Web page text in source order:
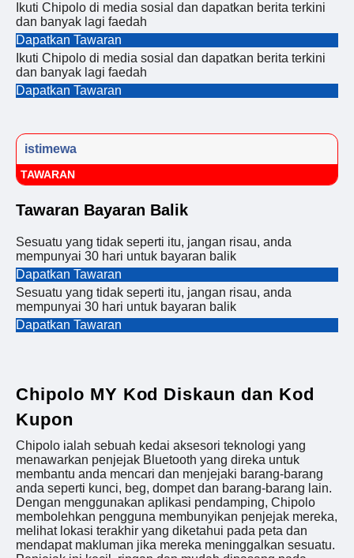
Ikuti Chipolo di media sosial dan dapatkan berita terkini
dan banyak lagi faedah
Dapatkan Tawaran
Ikuti Chipolo di media sosial dan dapatkan berita terkini
dan banyak lagi faedah
Dapatkan Tawaran
istimewa
TAWARAN
Tawaran Bayaran Balik
Sesuatu yang tidak seperti itu, jangan risau, anda
mempunyai 30 hari untuk bayaran balik
Dapatkan Tawaran
Sesuatu yang tidak seperti itu, jangan risau, anda
mempunyai 30 hari untuk bayaran balik
Dapatkan Tawaran
Chipolo MY Kod Diskaun dan Kod
Kupon
Chipolo ialah sebuah kedai aksesori teknologi yang
menawarkan penjejak Bluetooth yang direka untuk
membantu anda mencari dan menjejaki barang-barang
anda seperti kunci, beg, dompet dan barang-barang lain.
Dengan menggunakan aplikasi pendamping, Chipolo
membolehkan pengguna membunyikan penjejak mereka,
melihat lokasi terakhir yang diketahui pada peta dan
mendapat makluman jika mereka meninggalkan sesuatu.